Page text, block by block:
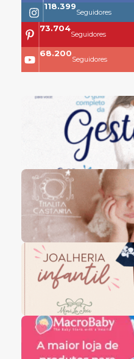
118.399
Seguidores
73.704
Seguidores
68.200
Seguidores